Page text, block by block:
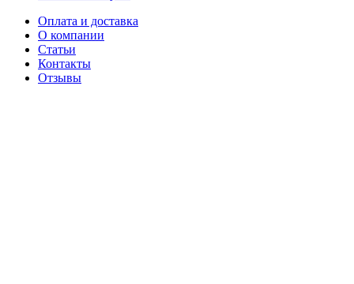
Оплата и доставка
О компании
Статьи
Контакты
Отзывы